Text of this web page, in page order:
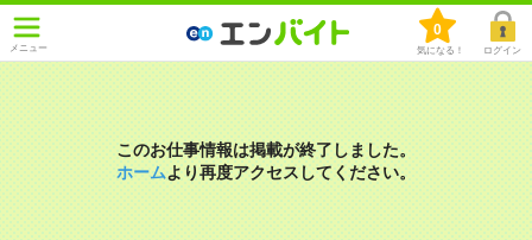
メニュー
0
気になる！ ログイン
このお仕事情報は掲載が終了しました。
ホームより再度アクセスしてください。